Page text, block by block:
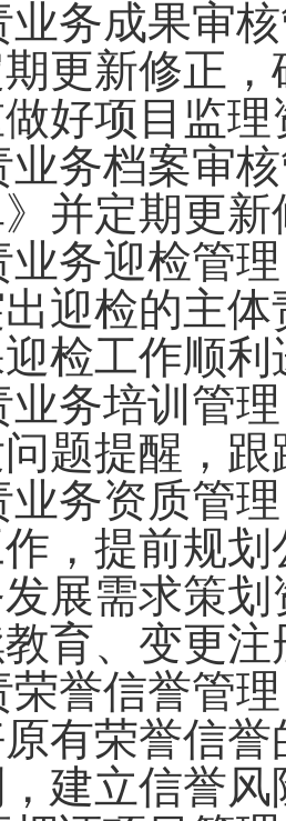
业务成果审
更新修正
好项目监
业务档案审
并定期更
业务迎检管
迎检的主
检工作顺
业务培训管
题提醒，
业务资质管
，提前规
展需求策
育、变更
荣誉信誉管
有荣誉信
建立信誉